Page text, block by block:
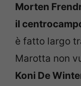
Morten
il
è fatto largo
Marotta non
Koni De